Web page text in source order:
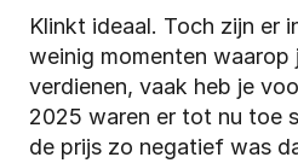
Klinkt ideaal. Toch zijn er
weinig momenten waarop
verdienen, vaak heb je
2025 waren er tot nu toe
de prijs zo negatief was